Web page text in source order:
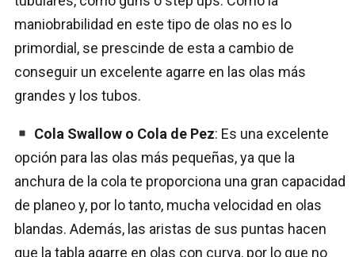
maniobrabilidad en este tipo de olas no es lo
primordial, se prescinde de esta a cambio de
conseguir un excelente agarre en las olas más
grandes y los tubos.
Cola Swallow o Cola de Pez: Es una excelente
opción para las olas más pequeñas, ya que la
anchura de la cola te proporciona una gran capacidad
de planeo y, por lo tanto, mucha velocidad en olas
blandas. Además, las aristas de sus puntas hacen
que la tabla agarre en olas con curva, por lo que no